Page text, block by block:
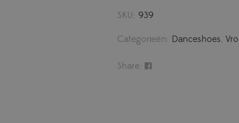
SKU: 939
Categorieën: Danceshoes,
Share: